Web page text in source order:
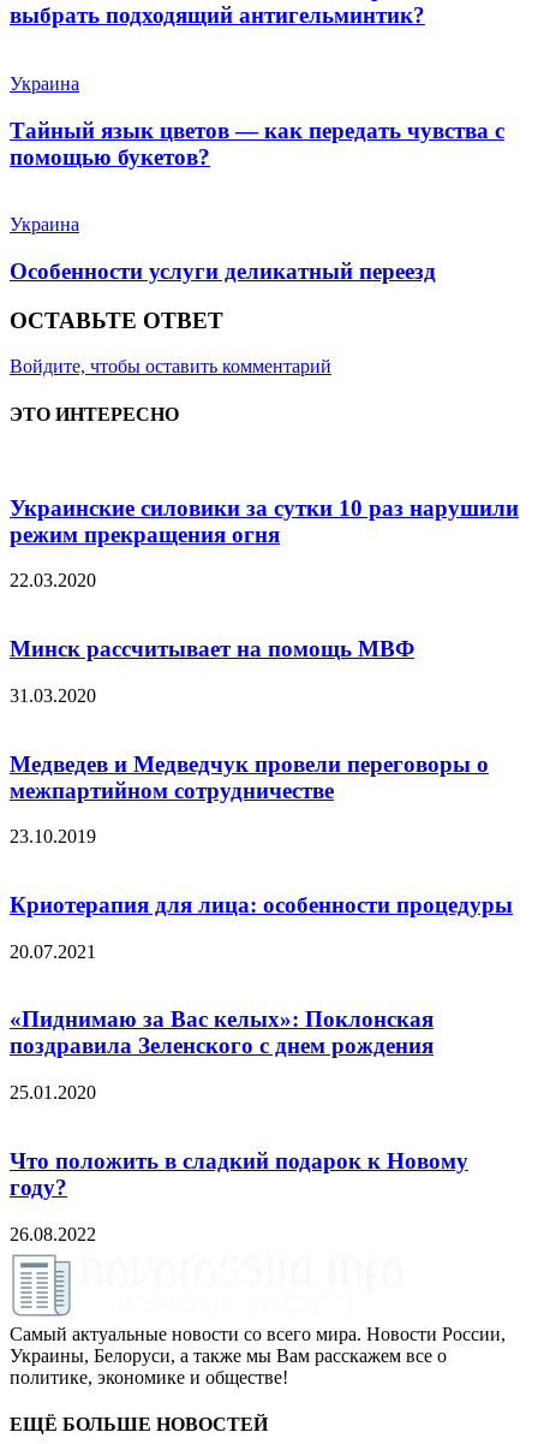
выбрать подходящий антигельминтик?
Украина
Тайный язык цветов — как передать чувства с
помощью букетов?
Украина
Особенности услуги деликатный переезд
ОСТАВЬТЕ ОТВЕТ
Войдите, чтобы оставить комментарий
ЭТО ИНТЕРЕСНО
Украинские силовики за сутки 10 раз нарушили
режим прекращения огня
22.03.2020
Минск рассчитывает на помощь МВФ
31.03.2020
Медведев и Медведчук провели переговоры о
межпартийном сотрудничестве
23.10.2019
Криотерапия для лица: особенности процедуры
20.07.2021
«Пиднимаю за Вас келых»: Поклонская
поздравила Зеленского с днем рождения
25.01.2020
Что положить в сладкий подарок к Новому
году?
26.08.2022
Самый актуальные новости со всего мира. Новости России,
Украины, Белоруси, а также мы Вам расскажем все о
политике, экономике и обществе!
ЕЩЁ БОЛЬШЕ НОВОСТЕЙ